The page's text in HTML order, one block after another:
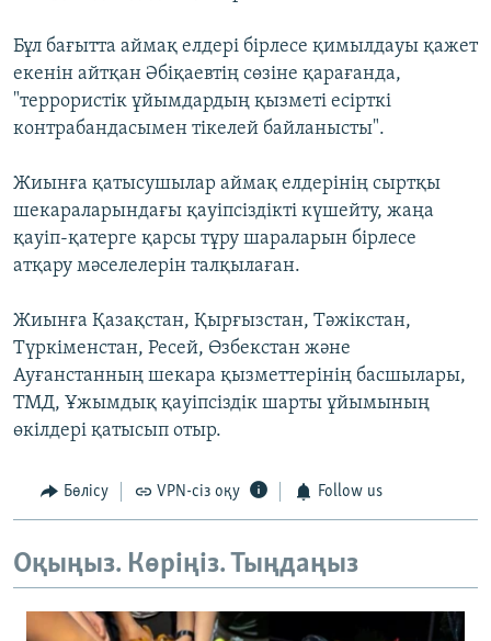
Бұл бағытта аймақ елдері бірлесе қимылдауы қажет
екенін айтқан Әбіқаевтің сөзіне қарағанда,
"террористік ұйымдардың қызметі есірткі
контрабандасымен тікелей байланысты".
Жиынға қатысушылар аймақ елдерінің сыртқы
шекараларындағы қауіпсіздікті күшейту, жаңа
қауіп-қатерге қарсы тұру шараларын бірлесе
атқару мәселелерін талқылаған.
Жиынға Қазақстан, Қырғызстан, Тәжікстан,
Түркіменстан, Ресей, Өзбекстан және
Ауғанстанның шекара қызметтерінің басшылары,
ТМД, Ұжымдық қауіпсіздік шарты ұйымының
өкілдері қатысып отыр.
Бөлісу VPN-сіз оқу Follow us
Оқыңыз. Көріңіз. Тыңдаңыз